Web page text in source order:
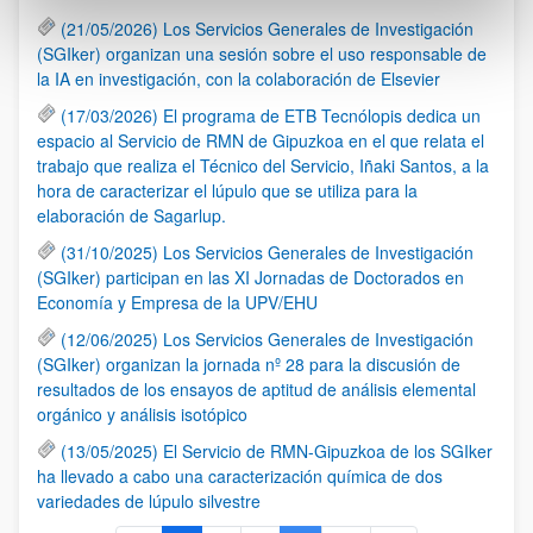
(21/05/2026) Los Servicios Generales de Investigación
(SGIker) organizan una sesión sobre el uso responsable de
la IA en investigación, con la colaboración de Elsevier
(17/03/2026) El programa de ETB Tecnólopis dedica un
espacio al Servicio de RMN de Gipuzkoa en el que relata el
trabajo que realiza el Técnico del Servicio, Iñaki Santos, a la
hora de caracterizar el lúpulo que se utiliza para la
elaboración de Sagarlup.
(31/10/2025) Los Servicios Generales de Investigación
(SGIker) participan en las XI Jornadas de Doctorados en
Economía y Empresa de la UPV/EHU
(12/06/2025) Los Servicios Generales de Investigación
(SGIker) organizan la jornada nº 28 para la discusión de
resultados de los ensayos de aptitud de análisis elemental
orgánico y análisis isotópico
(13/05/2025) El Servicio de RMN-Gipuzkoa de los SGIker
ha llevado a cabo una caracterización química de dos
variedades de lúpulo silvestre